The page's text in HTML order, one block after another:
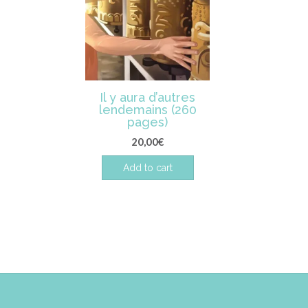
Il y aura d’autres
lendemains (260
pages)
20,00€
Add to cart